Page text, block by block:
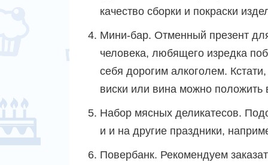
качество сборки и покраски
Мини-бар. Отменный презент
человека, любящего изредка
себя дорогим алкоголем.
виски или вина можно положить
Набор мясных деликатесов.
и и на другие праздники,
Повербанк. Рекомендуем